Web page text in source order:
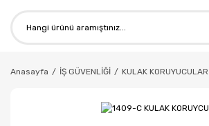
Anasayfa İŞ GÜVENLİĞİ KULAK KORUYUCULAR